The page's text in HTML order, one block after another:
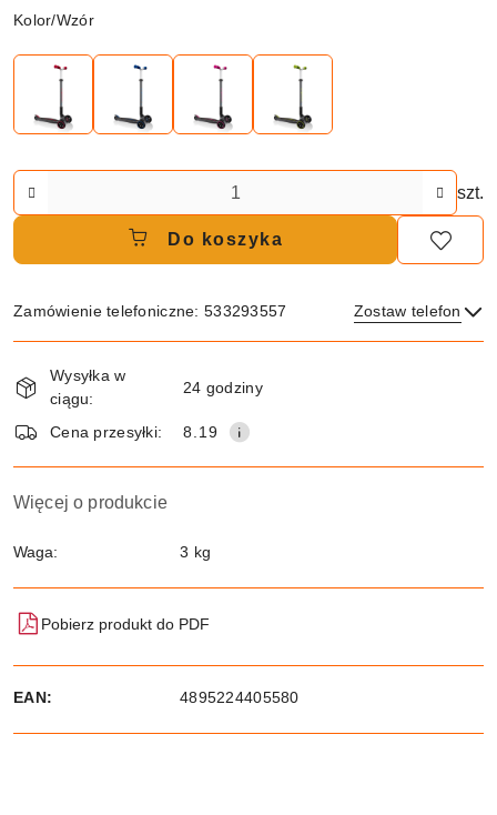
Wariant
Kolor/Wzór
szt.
Do koszyka
Zamówienie telefoniczne: 533293557 Zostaw telefon
i
dostawa
Wysyłka w
ciągu:
24 godziny
Cena przesyłki: 8.19
Więcej o produkcie
Waga: 3 kg
Pobierz produkt do PDF
EAN: 4895224405580